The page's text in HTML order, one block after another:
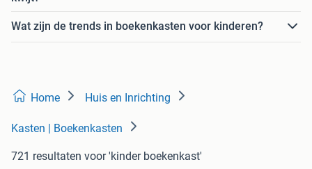
Wat zijn de trends in boekenkasten voor kinderen?
Home Huis en Inrichting
Kasten | Boekenkasten
721 resultaten voor 'kinder boekenkast'